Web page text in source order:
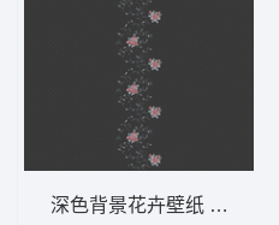
深色背景花卉壁纸 软装 装